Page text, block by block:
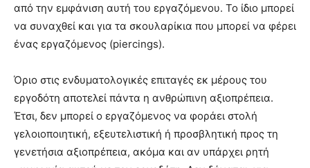
από την εμφάνιση αυτή του εργαζόμενου. Το ίδιο μπορεί
να συναχθεί και για τα σκουλαρίκια που μπορεί να φέρει
ένας εργαζόμενος (piercings).
Όριο στις ενδυματολογικές επιταγές εκ μέρους του
εργοδότη αποτελεί πάντα η ανθρώπινη αξιοπρέπεια.
Έτσι, δεν μπορεί ο εργαζόμενος να φοράει στολή
γελοιοποιητική, εξευτελιστική ή προσβλητική προς τη
γενετήσια αξιοπρέπεια, ακόμα και αν υπάρχει ρητή